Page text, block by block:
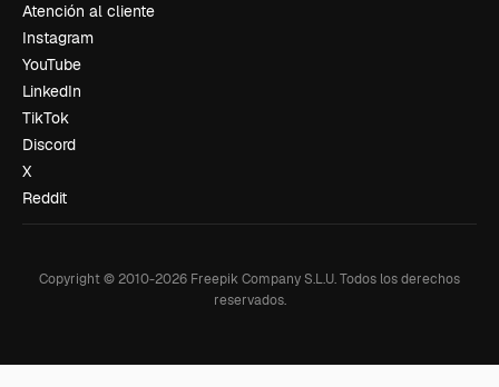
Atención al cliente
Instagram
YouTube
LinkedIn
TikTok
Discord
X
Reddit
Copyright © 2010-2026 Freepik Company S.L.U.Todos los derechos
reservados.